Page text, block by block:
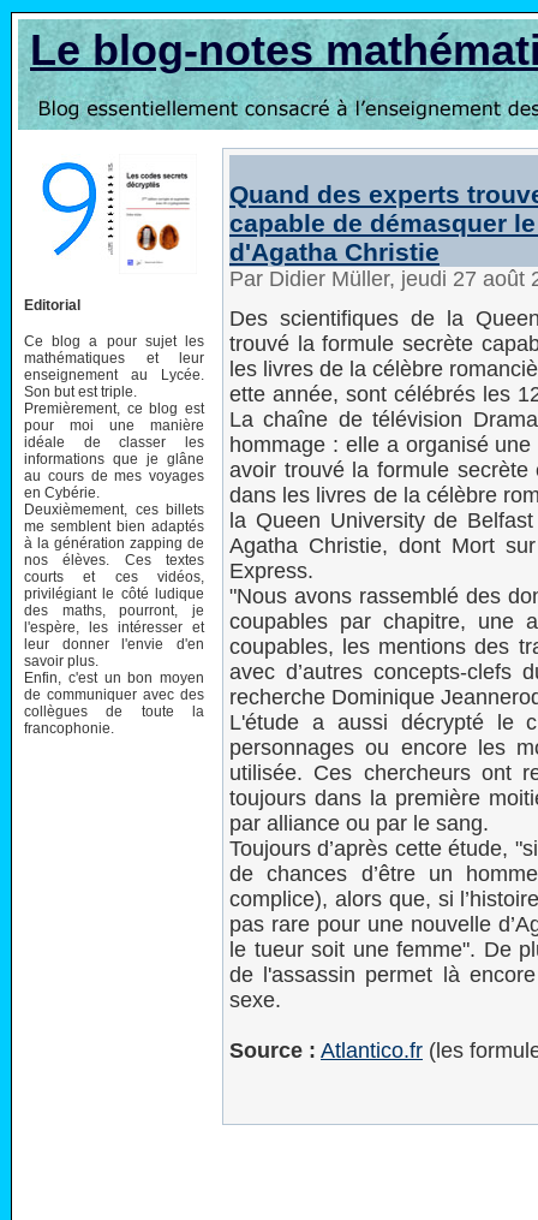
Le blog-notes
Editorial
Ce blog a pour sujet les
mathématiques et leur
enseignement au Lycée.
Son but est triple.
Premièrement, ce blog est
pour moi une manière
idéale de classer les
informations que je glâne
au cours de mes voyages
en Cybérie.
Deuxièmement, ces billets
me semblent bien adaptés
à la génération zapping de
nos élèves. Ces textes
courts et ces vidéos,
privilégiant le côté ludique
des maths, pourront, je
l'espère, les intéresser et
leur donner l'envie d'en
savoir plus.
Enfin, c'est un bon moyen
de communiquer avec des
collègues de toute la
francophonie.
Quand des experts
capable de démasquer
d'Agatha Christie
Par Didier Müller, jeudi 27 août
Des scientifiques de la
trouvé la formule secrète
les livres de la célèbre
ette année, sont célébrés les
La chaîne de télévision
hommage : elle a organisé
avoir trouvé la formule
dans les livres de la célèbre
la Queen University de
Agatha Christie, dont Mort
Express.
"Nous avons rassemblé des
coupables par chapitre, une
coupables, les mentions des
avec d’autres concepts-clefs
recherche Dominique
L'étude a aussi décrypté le
personnages ou encore les
utilisée. Ces chercheurs ont
toujours dans la première
par alliance ou par le sang.
Toujours d’après cette étude,
de chances d’être un
complice), alors que, si
pas rare pour une nouvelle
le tueur soit une femme". De
de l'assassin permet là
sexe.
Source : Atlantico.fr (les